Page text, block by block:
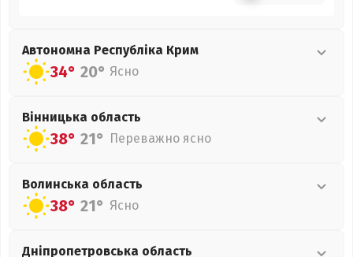
Автономна Республіка Крим
34° 20° Ясно
Вінницька область
38° 21° Переважно ясно
Волинська область
38° 21° Ясно
Дніпропетровська область